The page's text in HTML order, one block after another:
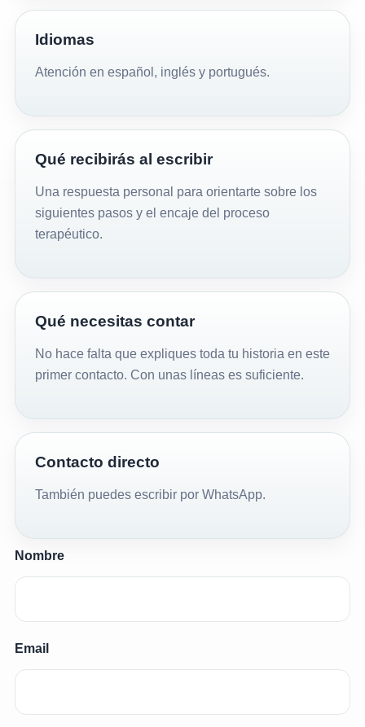
Idiomas
Atención en español, inglés y portugués.
Qué recibirás al escribir
Una respuesta personal para orientarte sobre los
siguientes pasos y el encaje del proceso
terapéutico.
Qué necesitas contar
No hace falta que expliques toda tu historia en este
primer contacto. Con unas líneas es suficiente.
Contacto directo
También puedes escribir por WhatsApp.
Nombre
Email